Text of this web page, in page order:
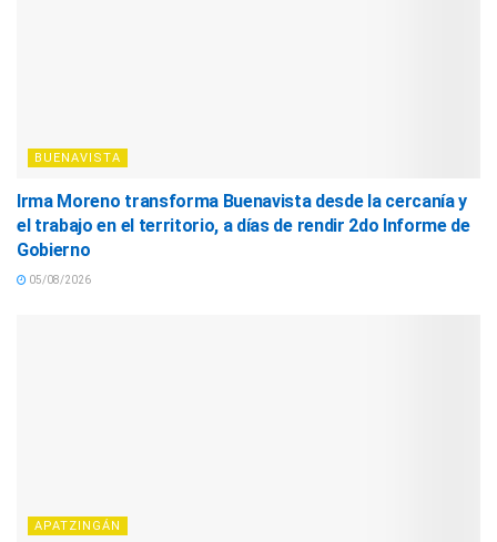
BUENAVISTA
Irma Moreno transforma Buenavista desde la cercanía y
el trabajo en el territorio, a días de rendir 2do Informe de
Gobierno
05/08/2026
APATZINGÁN